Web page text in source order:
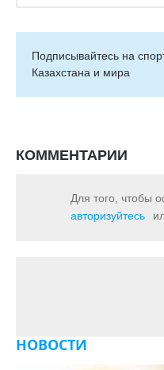
Подписывайтесь на
Казахстана и мира
КОММЕНТАРИИ
Для того, чтобы
авторизуйтесь
НОВОСТИ